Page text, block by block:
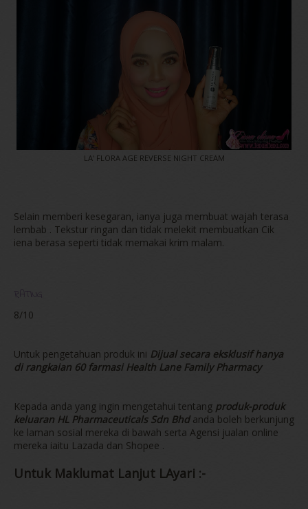
LA' FLORA AGE REVERSE NIGHT CREAM
Selain memberi kesegaran, ianya juga membuat wajah terasa
lembab . Tekstur ringan dan tidak melekit membuatkan Cik
iena berasa seperti tidak memakai krim malam.
RATING
8/10
Untuk pengetahuan produk ini Dijual secara eksklusif hanya
di rangkaian 60 farmasi Health Lane Family Pharmacy
Kepada anda yang ingin mengetahui tentang produk-produk
keluaran HL Pharmaceuticals Sdn Bhd anda boleh berkunjung
ke laman sosial mereka di bawah serta Agensi jualan online
mereka iaitu Lazada dan Shopee .
Untuk Maklumat Lanjut LAyari :-